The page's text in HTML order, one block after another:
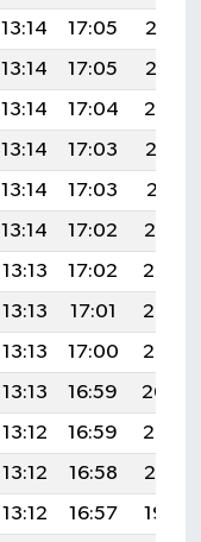
13:14 17:05
20:16
13:14 17:05
20:15
13:14 17:04
20:14
13:14 17:03
20:12
13:14 17:03
20:11
13:14 17:02
20:10
13:13 17:02
20:08
13:13 17:01
20:07
13:13 17:00
20:05
13:13 16:59
20:04
13:12 16:59
20:02
13:12 16:58
20:01
13:12 16:57
19:59